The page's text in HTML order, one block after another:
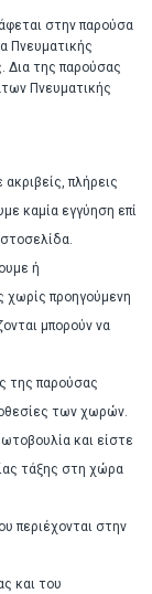
στην παρούσα
Πνευματικής
Δια της παρούσας
Πνευματικής
πλήρεις
καμία εγγύηση επί
ή
χωρίς προηγούμενη
μπορούν να
της παρούσας
των χωρών.
και είστε
τάξης στη χώρα
περιέχονται στην
και του